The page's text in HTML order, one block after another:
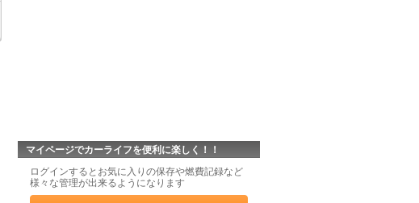
マイページでカーライフを便利に楽しく！！
ログインするとお気に入りの保存や燃費記録など
様々な管理が出来るようになります